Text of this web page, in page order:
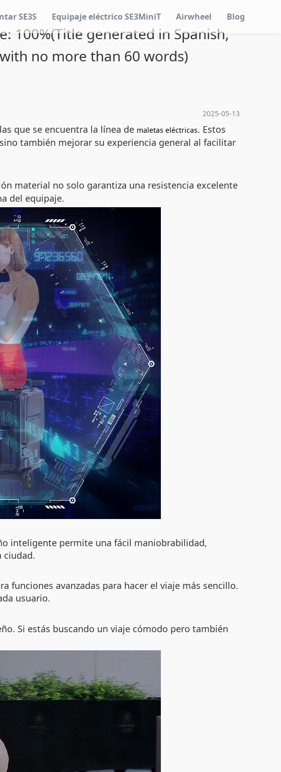
SE3S Equipaje eléctrico SE3MiniT Airwheel Blog
100%(Title generated in Spanish,
no more than 60 words)
2025-05-13
que se encuentra la línea de maletas eléctricas. Estos
también mejorar su experiencia general al facilitar
material no solo garantiza una resistencia excelente
del equipaje.
inteligente permite una fácil maniobrabilidad,
ciudad.
funciones avanzadas para hacer el viaje más sencillo.
usuario.
Si estás buscando un viaje cómodo pero también